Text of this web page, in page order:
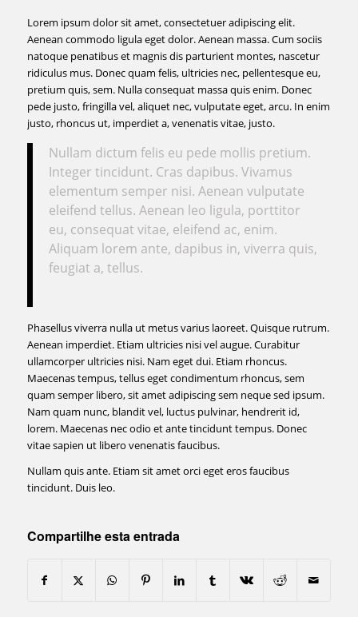
Lorem ipsum dolor sit amet, consectetuer adipiscing elit.
Aenean commodo ligula eget dolor. Aenean massa. Cum sociis
natoque penatibus et magnis dis parturient montes, nascetur
ridiculus mus. Donec quam felis, ultricies nec, pellentesque eu,
pretium quis, sem. Nulla consequat massa quis enim. Donec
pede justo, fringilla vel, aliquet nec, vulputate eget, arcu. In enim
justo, rhoncus ut, imperdiet a, venenatis vitae, justo.
Nullam dictum felis eu pede mollis pretium.
Integer tincidunt. Cras dapibus. Vivamus
elementum semper nisi. Aenean vulputate
eleifend tellus. Aenean leo ligula, porttitor
eu, consequat vitae, eleifend ac, enim.
Aliquam lorem ante, dapibus in, viverra quis,
feugiat a, tellus.
Phasellus viverra nulla ut metus varius laoreet. Quisque rutrum.
Aenean imperdiet. Etiam ultricies nisi vel augue. Curabitur
ullamcorper ultricies nisi. Nam eget dui. Etiam rhoncus.
Maecenas tempus, tellus eget condimentum rhoncus, sem
quam semper libero, sit amet adipiscing sem neque sed ipsum.
Nam quam nunc, blandit vel, luctus pulvinar, hendrerit id,
lorem. Maecenas nec odio et ante tincidunt tempus. Donec
vitae sapien ut libero venenatis faucibus.
Nullam quis ante. Etiam sit amet orci eget eros faucibus
tincidunt. Duis leo.
Compartilhe esta entrada